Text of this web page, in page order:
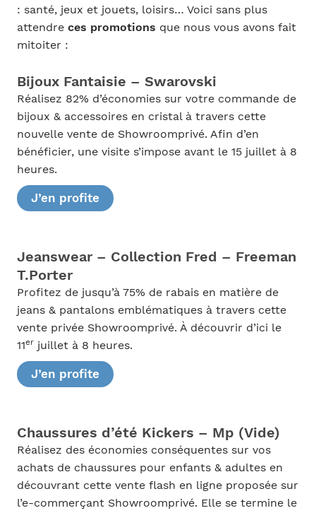
: santé, jeux et jouets, loisirs… Voici sans plus
attendre ces promotions que nous vous avons fait
mitoiter :
Bijoux Fantaisie – Swarovski
Réalisez 82% d’économies sur votre commande de
bijoux & accessoires en cristal à travers cette
nouvelle vente de Showroomprivé. Afin d’en
bénéficier, une visite s’impose avant le 15 juillet à 8
heures.
J’en profite
Jeanswear – Collection Fred – Freeman
T.Porter
Profitez de jusqu’à 75% de rabais en matière de
jeans & pantalons emblématiques à travers cette
vente privée Showroomprivé. À découvrir d’ici le
11erjuillet à 8 heures.
J’en profite
Chaussures d’été Kickers – Mp (Vide)
Réalisez des économies conséquentes sur vos
achats de chaussures pour enfants & adultes en
découvrant cette vente flash en ligne proposée sur
l’e-commerçant Showroomprivé. Elle se termine le